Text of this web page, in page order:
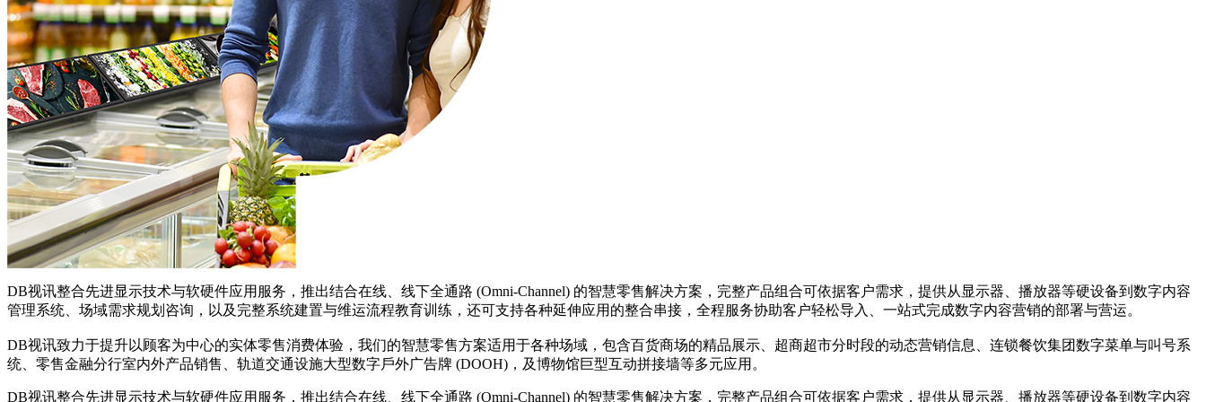
DB视讯整合先进显示技术与软硬件应用服务，推出结合在线、线下全通路 (Omni-Channel) 的智慧零售解决方案，完整产品组合可依据客户需求，提供从显示器、播放器等硬设备到数字内容
管理系统、场域需求规划咨询，以及完整系统建置与维运流程教育训练，还可支持各种延伸应用的整合串接，全程服务协助客户轻松导入、一站式完成数字内容营销的部署与营运。
DB视讯致力于提升以顾客为中心的实体零售消费体验，我们的智慧零售方案适用于各种场域，包含百货商场的精品展示、超商超市分时段的动态营销信息、连锁餐饮集团数字菜单与叫号系
统、零售金融分行室内外产品销售、轨道交通设施大型数字戶外广告牌 (DOOH)，及博物馆巨型互动拼接墙等多元应用。
DB视讯整合先进显示技术与软硬件应用服务，推出结合在线、线下全通路 (Omni-Channel) 的智慧零售解决方案，完整产品组合可依据客户需求，提供从显示器、播放器等硬设备到数字内容